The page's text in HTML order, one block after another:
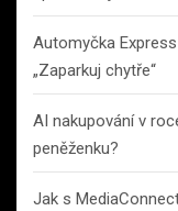
Automyčka
„Zaparkuj chytře“
AI nakupování v
peněženku?
Jak s